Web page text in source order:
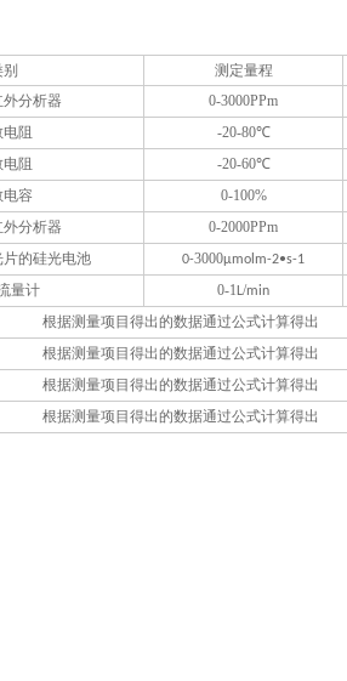
测定量程
分析器 0-3000PPm
阻 -20-80℃
阻 -20-60℃
电容 0-100%
分析器 0-2000PPm
的硅光电池 0-3000µmolm-2•s-1
量计 0-1 L/min
根据测量项目得出的数据通过公式计算得出
根据测量项目得出的数据通过公式计算得出
根据测量项目得出的数据通过公式计算得出
根据测量项目得出的数据通过公式计算得出